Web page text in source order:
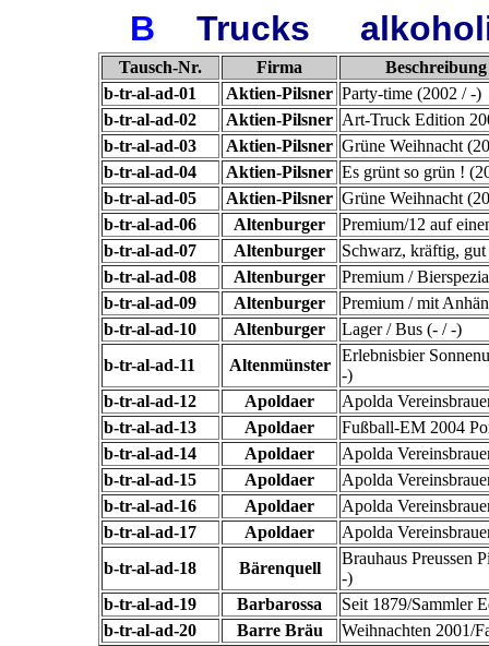
B Trucks
Tausch-Nr. Firma
b-tr-al-ad-01
Aktien-Pilsner Party-time (2002 / -)
b-tr-al-ad-02
Aktien-Pilsner Art-Truck Edition
b-tr-al-ad-03
Aktien-Pilsner Grüne Weihnacht
b-tr-al-ad-04
Aktien-Pilsner Es grünt so grün !
b-tr-al-ad-05
Aktien-Pilsner Grüne Weihnacht
b-tr-al-ad-06
Altenburger
Premium/12 auf
b-tr-al-ad-07
Altenburger
Schwarz, kräftig,
b-tr-al-ad-08
Altenburger
Premium /
b-tr-al-ad-09
Altenburger
Premium / mit
b-tr-al-ad-10
Altenburger
Lager / Bus (- / -)
b-tr-al-ad-11
Altenmünster
Erlebnisbier
-)
b-tr-al-ad-12
Apoldaer
Apolda
b-tr-al-ad-13
Apoldaer
Fußball-EM 2004
b-tr-al-ad-14
Apoldaer
Apolda
b-tr-al-ad-15
Apoldaer
Apolda
b-tr-al-ad-16
Apoldaer
Apolda
b-tr-al-ad-17
Apoldaer
Apolda
b-tr-al-ad-18
Bärenquell
Brauhaus Preussen
-)
b-tr-al-ad-19
Barbarossa
Seit 1879/Sammler
b-tr-al-ad-20
Barre Bräu
Weihnachten 2001/